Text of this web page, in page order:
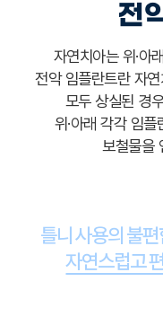
전
자연치아는 위·아
전악 임플란트란 자
모두 상실된 경
위·아래 각각 임
보철물을
틀니 사용의 불
자연스럽고